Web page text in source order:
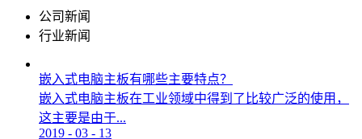
公司新闻
行业新闻
嵌入式电脑主板有哪些主要特点？
嵌入式电脑主板在工业领域中得到了比较广泛的使用，
这主要是由于...
2019 - 03 - 13